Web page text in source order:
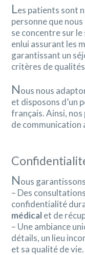
Les patients sont
personne que
se concentre sur
enlui assurant les
garantissant un
critères de
Nous nous
et disposons d’un
français. Ainsi, nos
de communication
Nous
– Des
confidentialité
médicalet de
– Une ambiance
détails, un lieu
et sa qualité de vie.